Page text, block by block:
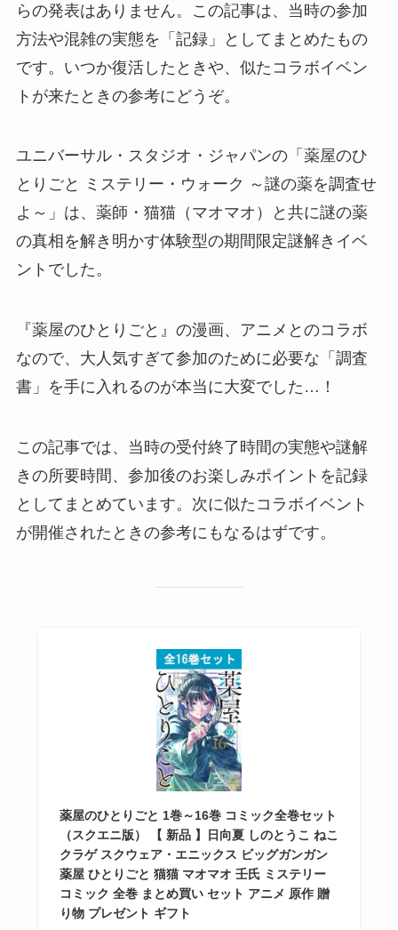
らの発表はありません。この記事は、当時の参加
方法や混雑の実態を「記録」としてまとめたもの
です。いつか復活したときや、似たコラボイベン
トが来たときの参考にどうぞ。
ユニバーサル・スタジオ・ジャパンの「薬屋のひ
とりごと ミステリー・ウォーク ～謎の薬を調査せ
よ～」 は、薬師・猫猫（マオマオ）と共に謎の薬
の真相を解き明かす体験型の期間限定謎解きイベ
ントでした。
『薬屋のひとりごと』の漫画、アニメとのコラボ
なので、大人気すぎて参加のために必要な「調査
書」を手に入れるのが本当に大変でした…！
この記事では、当時の受付終了時間の実態や謎解
きの所要時間、参加後のお楽しみポイントを記録
としてまとめています。次に似たコラボイベント
が開催されたときの参考にもなるはずです。
薬屋のひとりごと 1巻～16巻 コミック全巻セット
（スクエニ版） 【 新品 】日向夏 しのとうこ ねこ
クラゲ スクウェア・エニックス ビッグガンガン
薬屋 ひとりごと 猫猫 マオマオ 壬氏 ミステリー
コミック 全巻 まとめ買い セット アニメ 原作 贈
り物 プレゼント ギフト